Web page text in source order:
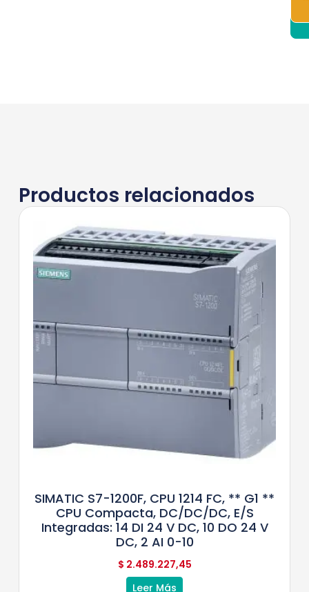
Productos relacionados
SIMATIC S7-1200F, CPU 1214 FC, ** G1 **
CPU Compacta, DC/DC/DC, E/S
Integradas: 14 DI 24 V DC, 10 DO 24 V
DC, 2 AI 0-10
$ 2.489.227,45
Leer Más